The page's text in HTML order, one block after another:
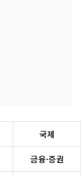
국제
금융·증권